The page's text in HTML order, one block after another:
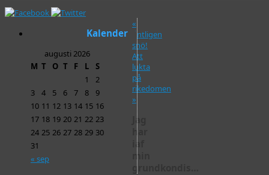
«
Äntligen
snö!
Att
lukta
på
rikedomen
»
Jag
har
iaf
min
grundkondis…
Kalender
augusti 2026
M T O T F L S
« sep
1
2
3
4 5 6 7 8
9
10 11 12 13 14 15 16
17 18 19 20 21 22 23
24 25 26 27 28 29 30
31